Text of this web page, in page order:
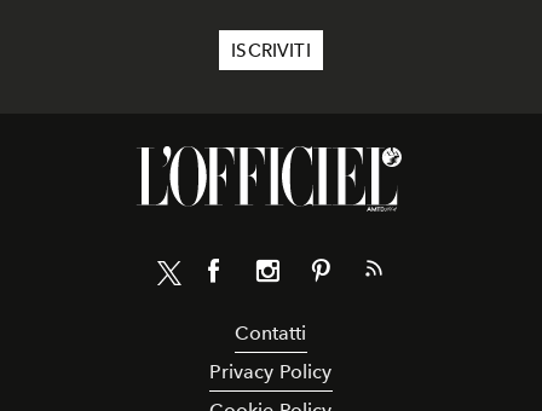
Contatti
Privacy Policy